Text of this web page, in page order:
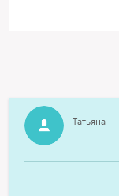
Татьяна